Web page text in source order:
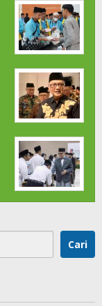
Cari